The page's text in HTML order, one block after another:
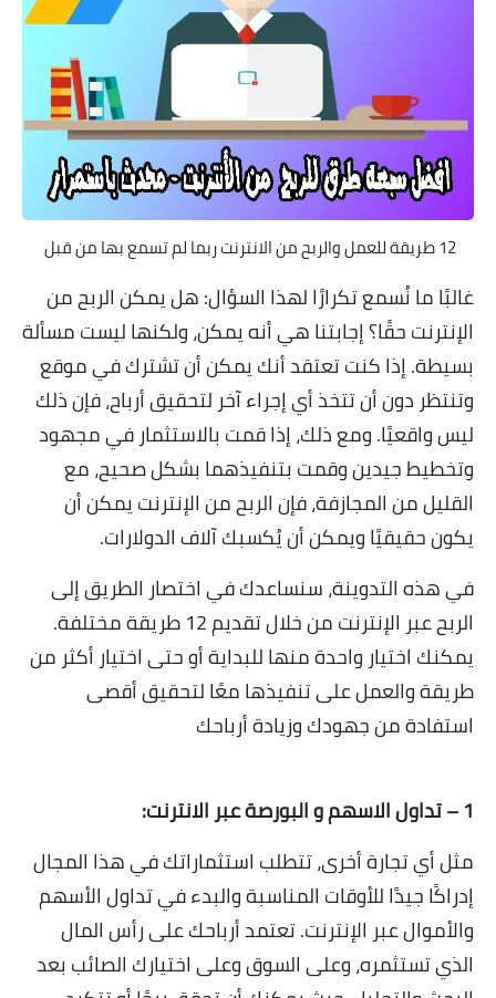
12 طريقة للعمل والربح من الانترنت ربما لم تسمع بها من قبل
غالبًا ما نُسمع تكرارًا لهذا السؤال: هل يمكن الربح من
الإنترنت حقًا؟ إجابتنا هي أنه يمكن، ولكنها ليست مسألة
بسيطة. إذا كنت تعتقد أنك يمكن أن تشترك في موقع
وتنتظر دون أن تتخذ أي إجراء آخر لتحقيق أرباح، فإن ذلك
ليس واقعيًا. ومع ذلك، إذا قمت بالاستثمار في مجهود
وتخطيط جيدين وقمت بتنفيذهما بشكل صحيح، مع
القليل من المجازفة، فإن الربح من الإنترنت يمكن أن
يكون حقيقيًا ويمكن أن يُكسبك آلاف الدولارات.
في هذه التدوينة، سنساعدك في اختصار الطريق إلى
الربح عبر الإنترنت من خلال تقديم 12 طريقة مختلفة.
يمكنك اختيار واحدة منها للبداية أو حتى اختيار أكثر من
طريقة والعمل على تنفيذها معًا لتحقيق أقصى
استفادة من جهودك وزيادة أرباحك
1 – تداول الاسهم و البورصة عبر الانترنت:
مثل أي تجارة أخرى، تتطلب استثماراتك في هذا المجال
إدراكًا جيدًا للأوقات المناسبة والبدء في تداول الأسهم
والأموال عبر الإنترنت. تعتمد أرباحك على رأس المال
الذي تستثمره، وعلى السوق وعلى اختيارك الصائب بعد